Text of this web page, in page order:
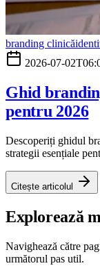
branding clinică
2026-07-
Ghid
pentru 2026
Descoperiți ghidul
strategii esențiale
Citește articolul
Explorează
Navighează către
următorul pas util.